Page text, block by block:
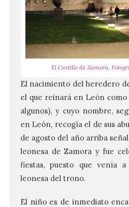
El Castillo de Zamora.
El nacimiento del heredero
el que reinará en León
algunos), y cuyo nombre,
en León, recogía el de sus
de agosto del año arriba
leonesa de Zamora y fue
fiestas, puesto que venía
leonesa del trono.
El niño es de inmediato